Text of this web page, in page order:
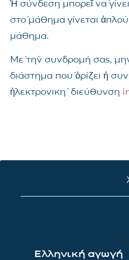
Ἡ σύνδεση μπορεῖ νὰ
στὸ μάθημα γίνεται
μάθημα.
Μὲ τὴν συνδρομή σας,
διάστημα ποὺ ὁρίζει ἡ
ἠλεκτρονικὴ διεύθυνση
Ελληνική αγωγή